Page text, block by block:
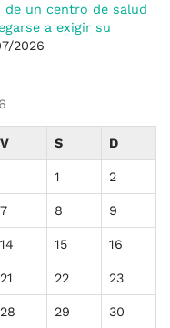
de un centro de salud
a exigir su
2026
V S D
1 2
7 8 9
14 15 16
21 22 23
28 29 30